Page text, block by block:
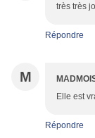
très très
Répondre
M
Elle est
Répondre